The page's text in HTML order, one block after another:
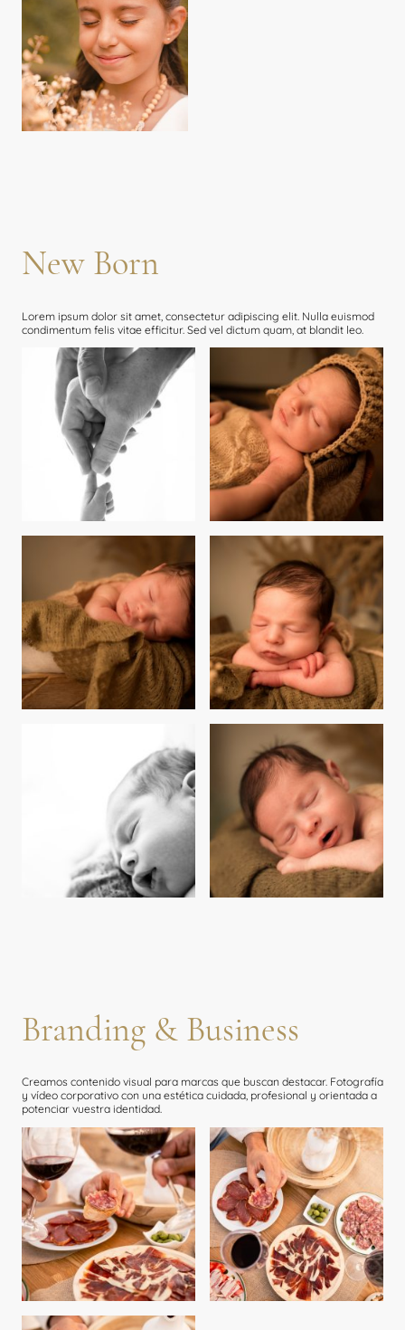
New Born
Lorem ipsum dolor sit amet, consectetur adipiscing elit. Nulla euismod
condimentum felis vitae efficitur. Sed vel dictum quam, at blandit leo.
Branding & Business
Creamos contenido visual para marcas que buscan destacar. Fotografía
y vídeo corporativo con una estética cuidada, profesional y orientada a
potenciar vuestra identidad.